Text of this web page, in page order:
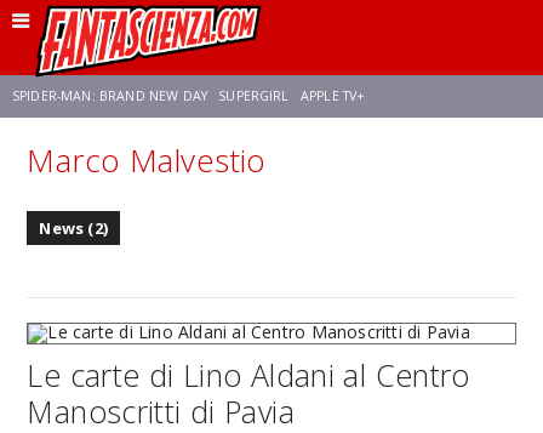
SPIDER-MAN: BRAND NEW DAY SUPERGIRL APPLE TV+
FRANCO RICCIARDIELLO ZENDAYA STAR TREK
Marco Malvestio
News (2)
Le carte di Lino Aldani al Centro
Manoscritti di Pavia